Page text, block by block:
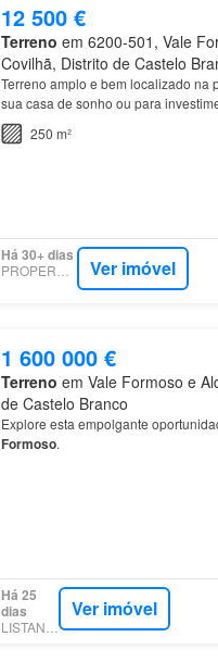
12 500 €
Terreno em 6200-501, Vale
Covilhã, Distrito de Castelo
Terreno amplo e bem localizado na
sua casa de sonho ou para
250 m²
Há 30+ dias
Ver imóvel
1 600 000 €
Terreno em Vale Formoso e
de Castelo Branco
Explore esta empolgante
Formoso.
Há 25
dias
Ver imóvel